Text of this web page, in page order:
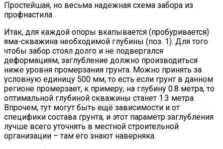
Простейшая, но весьма надежная схема забора из
профнастила
Итак, для каждой опоры вкапывается (пробуривается)
яма-скважина необходимой глубины (поз. 1). Для того
чтобы забор стоял долго и не подвергался
деформациям, заглубление должно производиться
ниже уровня промерзания грунта. Можно принять за
условную единицу 500 мм, то есть если грунт в данном
регионе промерзает, к примеру, на глубину 0.8 метра, то
оптимальной глубиной скважины станет 1.3 метра.
Впрочем, тут могут быть ещё зависимости и от
специфики состава грунта, и этот параметр заглубления
лучше всего уточнять в местной строительной
организации – там его знают наверняка.